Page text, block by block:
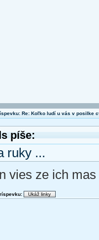
Re: Koľko ludí u vás v posilke
píše:
ruky ...
vies ze ich mas